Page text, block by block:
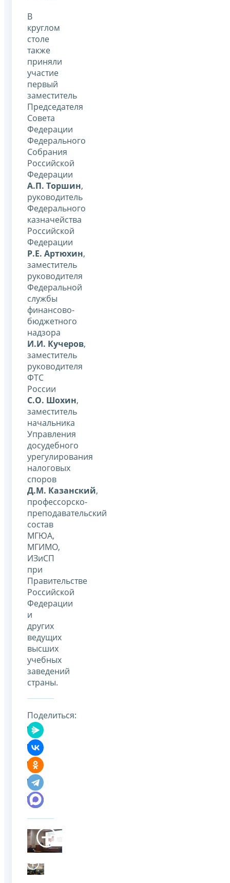
В
круглом
столе
также
приняли
участие
первый
заместитель
Председателя
Совета
Федерации
Федерального
Собрания
Российской
Федерации
А.П. Торшин,
руководитель
Федерального
казначейства
Российской
Федерации
Р.Е. Артюхин,
заместитель
руководителя
Федеральной
службы
финансово-
бюджетного
надзора
И.И. Кучеров,
заместитель
руководителя
ФТС
России
С.О. Шохин,
заместитель
начальника
Управления
досудебного
урегулирования
налоговых
споров
Д.М. Казанский,
профессорско-
преподавательский
состав
МГЮА,
МГИМО,
ИЗиСП
при
Правительстве
Российской
Федерации
и
других
ведущих
высших
учебных
заведений
страны.
Поделиться: